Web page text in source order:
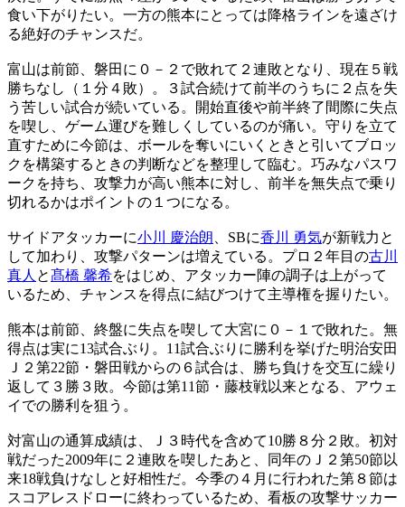
食い下がりたい。一方の熊本にとっては降格ラインを遠ざけ
る絶好のチャンスだ。
富山は前節、磐田に０－２で敗れて２連敗となり、現在５戦
勝ちなし（１分４敗）。３試合続けて前半のうちに２点を失
う苦しい試合が続いている。開始直後や前半終了間際に失点
を喫し、ゲーム運びを難しくしているのが痛い。守りを立て
直すために今節は、ボールを奪いにいくときと引いてブロッ
クを構築するときの判断などを整理して臨む。巧みなパスワ
ークを持ち、攻撃力が高い熊本に対し、前半を無失点で乗り
切れるかはポイントの１つになる。
サイドアタッカーに小川 慶治朗 、SBに香川 勇気が新戦力と
して加わり、攻撃パターンは増えている。プロ２年目の古川
真人 と髙橋 馨希をはじめ、アタッカー陣の調子は上がって
いるため、チャンスを得点に結びつけて主導権を握りたい。
熊本は前節、終盤に失点を喫して大宮に０－１で敗れた。無
得点は実に13試合ぶり。11試合ぶりに勝利を挙げた明治安田
Ｊ２第22節・磐田戦からの６試合は、勝ち負けを交互に繰り
返して３勝３敗。今節は第11節・藤枝戦以来となる、アウェ
イでの勝利を狙う。
対富山の通算成績は、Ｊ３時代を含めて10勝８分２敗。初対
戦だった2009年に２連敗を喫したあと、同年のＪ２第50節以
来18戦負けなしと好相性だ。今季の４月に行われた第８節は
スコアレスドローに終わっているため、看板の攻撃サッカー